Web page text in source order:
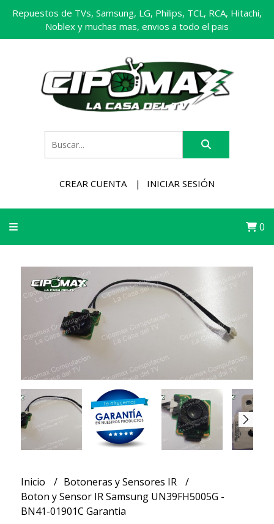
Repuestos de TVs, Samsung, LG, Philips, TCL, RCA, Hitachi,
Noblex y muchas mas, envios a todo el pais
CREAR CUENTA INICIAR SESIÓN
0
Inicio
Botoneras y Sensores IR
Boton y Sensor IR Samsung UN39FH5005G -
BN41-01901C Garantia